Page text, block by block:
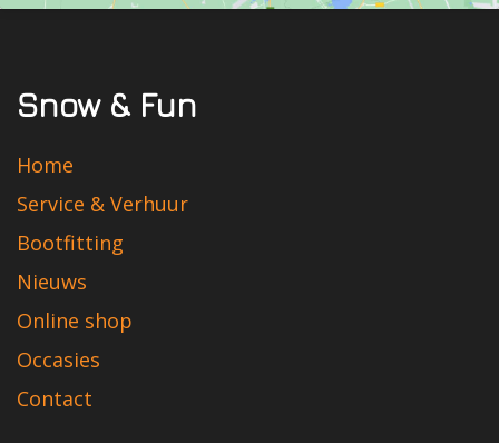
Snow & Fun
Home
Service & Verhuur
Bootfitting
Nieuws
Online shop
Occasies
Contact